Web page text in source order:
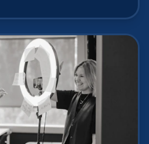
magic wand for it to be